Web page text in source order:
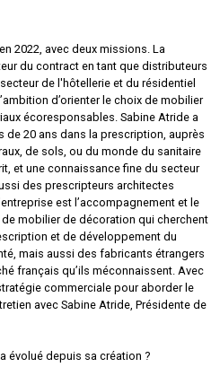
2022, avec deux missions. La
du contract en tant que distributeurs
de l'hôtellerie et du résidentiel
d’orienter le choix de mobilier
écoresponsables. Sabine Atride a
de 20 ans dans la prescription, auprès
de sols, ou du monde du sanitaire
et une connaissance fine du secteur
des prescripteurs architectes
est l’accompagnement et le
mobilier de décoration qui cherchent
et de développement du
mais aussi des fabricants étrangers
français qu’ils méconnaissent. Avec
commerciale pour aborder le
avec Sabine Atride, Présidente de
évolué depuis sa création ?